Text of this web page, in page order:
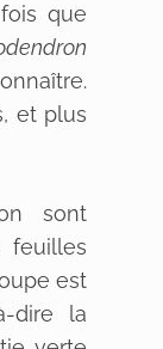
que
et plus
sont
feuilles
est
dire la